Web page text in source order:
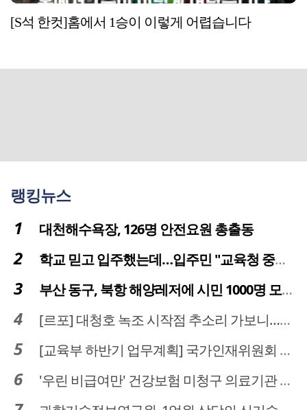
[S석 한컷]홈에서 1승이 이렇게 어렵습니다
랭킹뉴스
대천해수욕장, 126명 안전요원 총출동
학교 믿고 입주했는데…입주민 "교육청 중재 나서라"
부산 동구, 북항 해양레저에 시민 1000명 모였다
[르포] 대청호 녹조 시작점 추소리 가보니…걷어내도 짙은 초록빛
[교육부 하반기 업무계획] 국가인재위원회 신설… 거점국립대 3곳 성장엔진·AI 분야 패키지 지원
'우린 비급여만' 건강보험 미청구 의료기관 대전 65곳 충남 31곳